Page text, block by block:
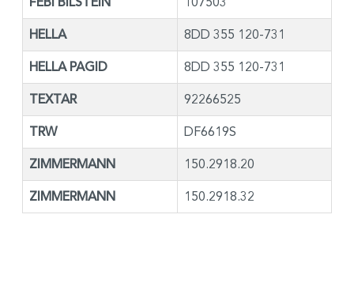
HELLA 8DD 355 120-731
HELLA PAGID 8DD 355 120-731
TEXTAR 92266525
TRW DF6619S
ZIMMERMANN 150.2918.20
ZIMMERMANN 150.2918.32